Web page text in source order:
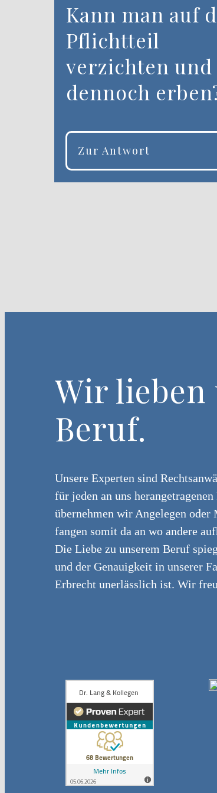
Kann man auf
Pflichtteil
verzichten und
dennoch
Zur Antwort
Wir lieben
Beruf.
Unsere Experten sind
für jeden an uns
übernehmen wir Angelegen oder
fangen somit da an wo andere
Die Liebe zu unserem Beruf
und der Genauigkeit in unserer
Erbrecht unerlässlich ist. Wir